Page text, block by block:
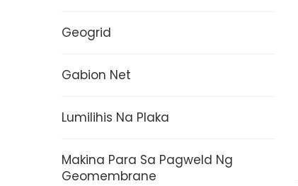
Geogrid
Gabion Net
Lumilihis Na Plaka
Makina Para Sa Pagweld Ng
Geomembrane